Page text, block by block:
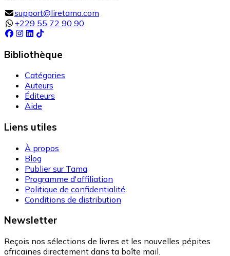
support@liretama.com
+229 55 72 90 90
Bibliothèque
Catégories
Auteurs
Éditeurs
Aide
Liens utiles
À propos
Blog
Publier sur Tama
Programme d'affiliation
Politique de confidentialité
Conditions de distribution
Newsletter
Reçois nos sélections de livres et les nouvelles pépites
africaines directement dans ta boîte mail.